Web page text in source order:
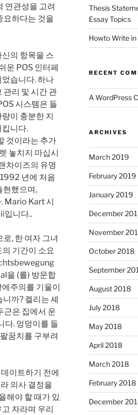
연관성을 고려
요하다는 것을
의 항목을 스
운 POS 인터페
습니다. 하나
관리 및 시간 관
시스템은 들
이 충분한 지
킵니다.
것이라는 추가
놓치지 마십시
차이즈의 유명
년에 처음
했으며,
Mario Kart 시
입니다..
, 한 여자 그녀
기간이 소요
을 (를) 방문합
주의를 기울이
까? 켈리는 셰
근은 집에서 운
다. 엉덩이를 들
꿈치를 구부려
이트하기 전에
의사 결정을
해야 할 때가 있
자라며 우리
Thesis
Essay Topics
Howto Write
RECENT
A WordPress
ARCHIVES
March 2019
February 2019
January 2019
December
November
October 2018
September
August 2018
July 2018
May 2018
April 2018
March 2018
February 2018
December